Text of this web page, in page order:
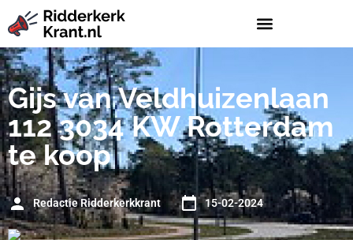
Gijs van Veldhuizenlaan
112 3034 KW Rotterdam
te koop
Redactie Ridderkerkkrant 15-02-2024